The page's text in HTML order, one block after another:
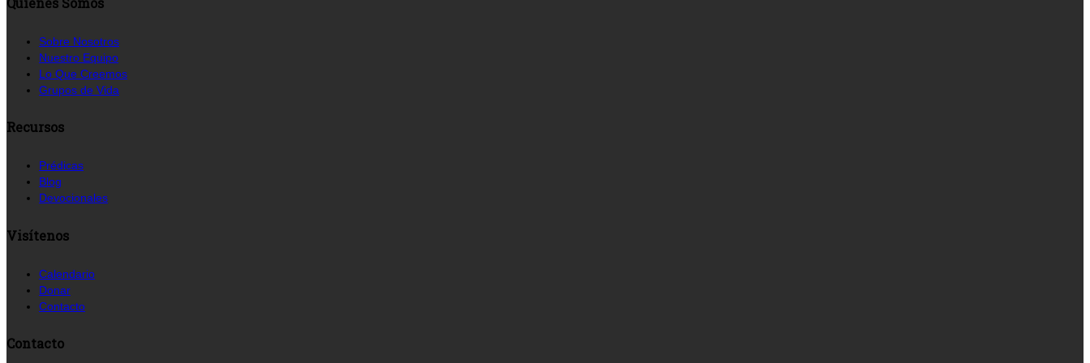
Sobre Nosotros
Nuestro Equipo
Lo Que Creemos
Grupos de Vida
Recursos
Prédicas
Blog
Devocionales
Visítenos
Calendario
Donar
Contacto
Contacto